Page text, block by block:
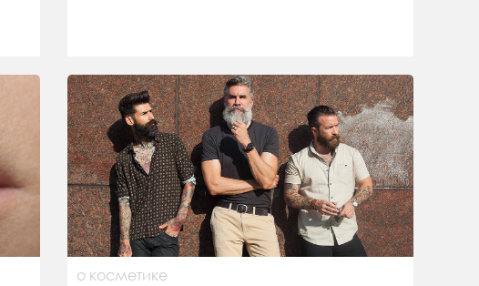
о косметике